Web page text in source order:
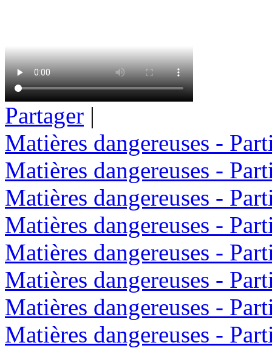
Partager |
Matières dangereuses -
Matières dangereuses -
Matières dangereuses -
Matières dangereuses -
Matières dangereuses -
Matières dangereuses -
Matières dangereuses -
Matières dangereuses -